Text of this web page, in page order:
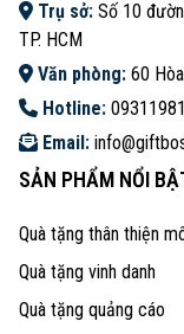
Trụ sở: Số 10
TP. HCM
Văn phòng: 60
Hotline:
Email:
SẢN PHẨM NỔI
Quà tặng thân thiện
Quà tặng vinh danh
Quà tặng quảng cáo